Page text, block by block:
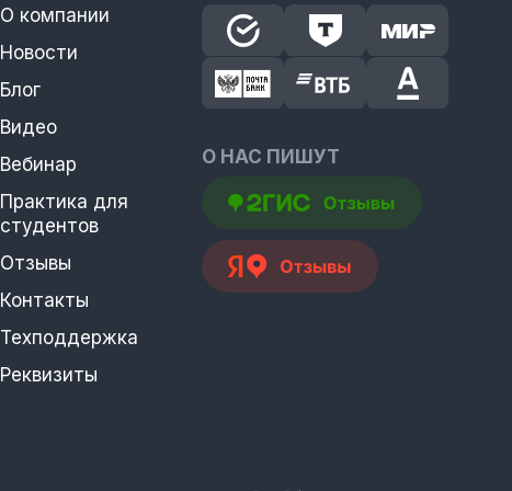
О компании
Новости
Блог
Видео
Вебинар
Практика для
студентов
Отзывы
Контакты
Техподдержка
Реквизиты
О НАС ПИШУТ